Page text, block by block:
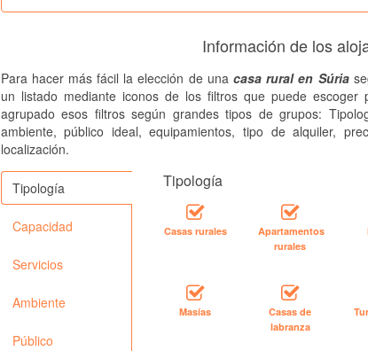
Información de los
Para hacer más fácil la elección de una casa rural en Súria
un listado mediante iconos de los filtros que puede escoger
agrupado esos filtros según grandes tipos de grupos:
ambiente, público ideal, equipamientos, tipo de alquiler,
localización.
Tipología
Capacidad
Servicios
Ambiente
Público
Tipología
Casas rurales
Apartamentos
rurales
Masías
Casas de
labranza